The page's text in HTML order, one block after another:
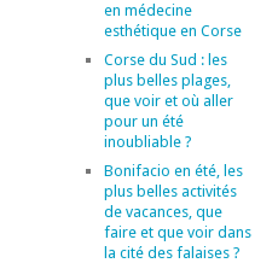
en médecine
esthétique en Corse
Corse du Sud : les
plus belles plages,
que voir et où aller
pour un été
inoubliable ?
Bonifacio en été, les
plus belles activités
de vacances, que
faire et que voir dans
la cité des falaises ?